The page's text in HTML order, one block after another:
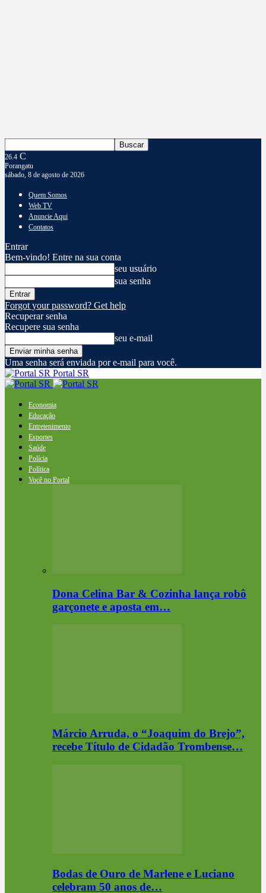
26.4 C
Porangatu
sábado, 8 de agosto de 2026
Quem Somos
Web TV
Anuncie Aqui
Contatos
Entrar
Bem-vindo! Entre na sua conta
seu usuário
sua senha
Forgot your password? Get help
Recuperar senha
Recupere sua senha
seu e-mail
Uma senha será enviada por e-mail para você.
Portal SR
Economia
Educação
Entretenimento
Esportes
Saúde
Polícia
Política
Você no Portal
Dona Celina Bar & Cozinha lança robô
garçonete e aposta em…
Márcio Arruda, o “Joaquim do Brejo”,
recebe Título de Cidadão Trombense…
Bodas de Ouro de Marlene e Luciano
celebram 50 anos de…